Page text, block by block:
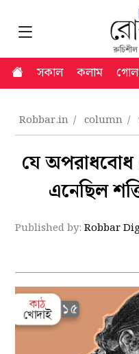
সকাল কলাম
Robbar.in column
যে অপরাধবোধ
এনেছিল
Published by:Robbar